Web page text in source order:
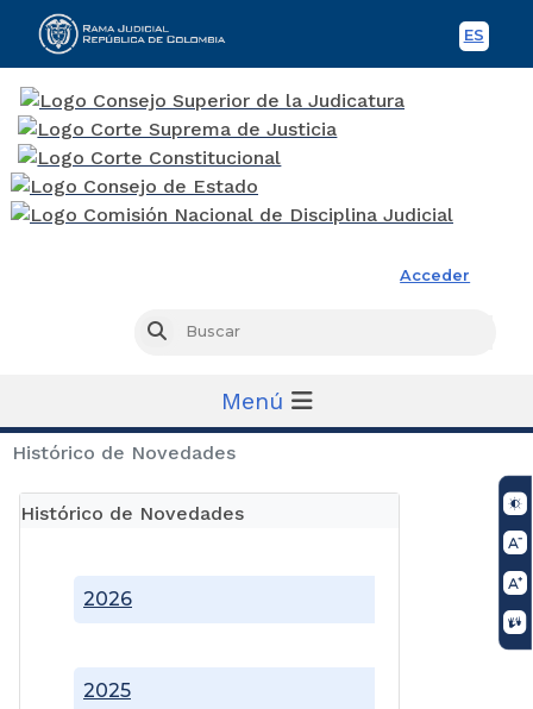
ES
Acceder
Buscar
Menú
Histórico de Novedades
Histórico de Novedades
2025
2026